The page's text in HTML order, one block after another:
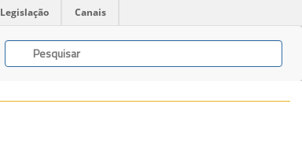
Legislação Canais